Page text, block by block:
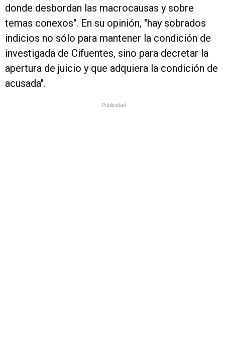
donde desbordan las macrocausas y sobre
temas conexos". En su opinión, "hay sobrados
indicios no sólo para mantener la condición de
investigada de Cifuentes, sino para decretar la
apertura de juicio y que adquiera la condición de
acusada".
Publicidad